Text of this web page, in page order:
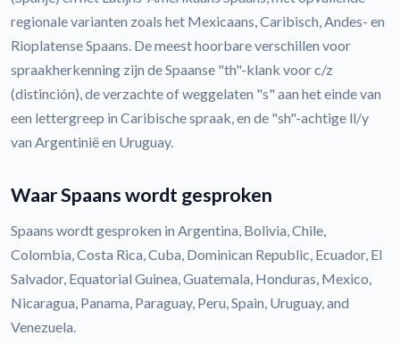
regionale varianten zoals het Mexicaans, Caribisch, Andes- en
Rioplatense Spaans. De meest hoorbare verschillen voor
spraakherkenning zijn de Spaanse "th"-klank voor c/z
(distinción), de verzachte of weggelaten "s" aan het einde van
een lettergreep in Caribische spraak, en de "sh"-achtige ll/y
van Argentinië en Uruguay.
Waar Spaans wordt gesproken
Spaans wordt gesproken in Argentina, Bolivia, Chile,
Colombia, Costa Rica, Cuba, Dominican Republic, Ecuador, El
Salvador, Equatorial Guinea, Guatemala, Honduras, Mexico,
Nicaragua, Panama, Paraguay, Peru, Spain, Uruguay, and
Venezuela.